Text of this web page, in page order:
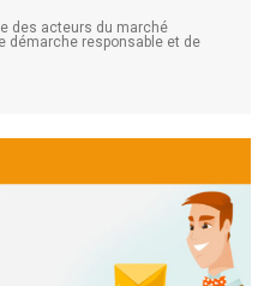
des acteurs du marché
démarche responsable et de